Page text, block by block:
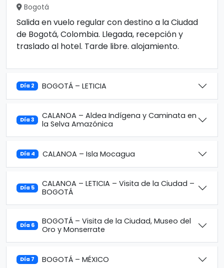
Bogotá
Salida en vuelo regular con destino a la Ciudad
de Bogotá, Colombia. Llegada, recepción y
traslado al hotel. Tarde libre. alojamiento.
Día 2 BOGOTÁ – LETICIA
Día 3
CALANOA – Aldea Indígena y Caminata en
la Selva Amazónica
Día 4 CALANOA – Isla Mocagua
Día 5
CALANOA – LETICIA – Visita de la Ciudad –
BOGOTÁ
Día 6
BOGOTÁ – Visita de la Ciudad, Museo del
Oro y Monserrate
Día 7 BOGOTÁ – MÉXICO